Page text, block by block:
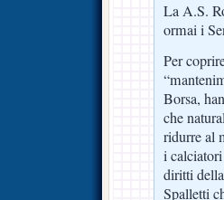
La A.S.
ormai i
Per
Borsa,
che
ridurre al
i
diritti
Spalletti